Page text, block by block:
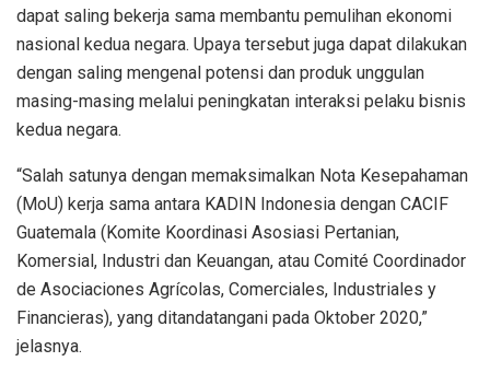
dapat saling bekerja sama membantu pemulihan ekonomi
nasional kedua negara. Upaya tersebut juga dapat dilakukan
dengan saling mengenal potensi dan produk unggulan
masing-masing melalui peningkatan interaksi pelaku bisnis
kedua negara.
“Salah satunya dengan memaksimalkan Nota Kesepahaman
(MoU) kerja sama antara KADIN Indonesia dengan CACIF
Guatemala (Komite Koordinasi Asosiasi Pertanian,
Komersial, Industri dan Keuangan, atau Comité Coordinador
de Asociaciones Agrícolas, Comerciales, Industriales y
Financieras), yang ditandatangani pada Oktober 2020,”
jelasnya.